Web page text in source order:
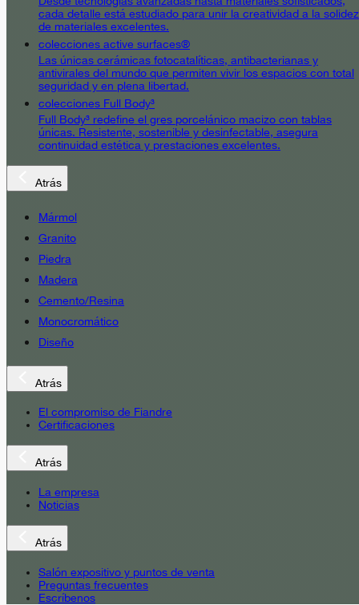
cada detalle está estudiado para unir la creatividad a la solidez
de materiales excelentes.
colecciones active surfaces®
Las únicas cerámicas fotocatalíticas, antibacterianas y
antivirales del mundo que permiten vivir los espacios con total
seguridad y en plena libertad.
colecciones Full Body³
Full Body³ redefine el gres porcelánico macizo con tablas
únicas. Resistente, sostenible y desinfectable, asegura
continuidad estética y prestaciones excelentes.
Atrás
Mármol
Granito
Piedra
Madera
Cemento/Resina
Monocromático
Diseño
Atrás
El compromiso de Fiandre
Certificaciones
Atrás
La empresa
Noticias
Atrás
Salón expositivo y puntos de venta
Preguntas frecuentes
Escríbenos